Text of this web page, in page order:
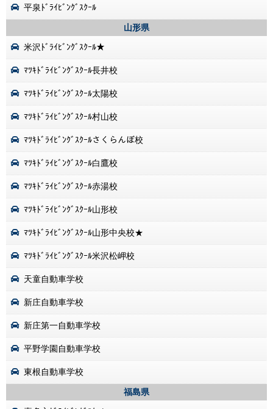
平泉ﾄﾞﾗｲﾋﾞﾝｸﾞｽｸｰﾙ
山形県
米沢ﾄﾞﾗｲﾋﾞﾝｸﾞｽｸｰﾙ★
ﾏﾂｷﾄﾞﾗｲﾋﾞﾝｸﾞｽｸｰﾙ長井校
ﾏﾂｷﾄﾞﾗｲﾋﾞﾝｸﾞｽｸｰﾙ太陽校
ﾏﾂｷﾄﾞﾗｲﾋﾞﾝｸﾞｽｸｰﾙ村山校
ﾏﾂｷﾄﾞﾗｲﾋﾞﾝｸﾞｽｸｰﾙさくらんぼ校
ﾏﾂｷﾄﾞﾗｲﾋﾞﾝｸﾞｽｸｰﾙ白鷹校
ﾏﾂｷﾄﾞﾗｲﾋﾞﾝｸﾞｽｸｰﾙ赤湯校
ﾏﾂｷﾄﾞﾗｲﾋﾞﾝｸﾞｽｸｰﾙ山形校
ﾏﾂｷﾄﾞﾗｲﾋﾞﾝｸﾞｽｸｰﾙ山形中央校★
ﾏﾂｷﾄﾞﾗｲﾋﾞﾝｸﾞｽｸｰﾙ米沢松岬校
天童自動車学校
新庄自動車学校
新庄第一自動車学校
平野学園自動車学校
東根自動車学校
福島県